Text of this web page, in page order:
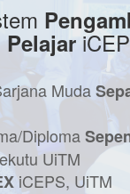
Pelajar
Muda
Diploma
UiTM
iCEPS, UiTM